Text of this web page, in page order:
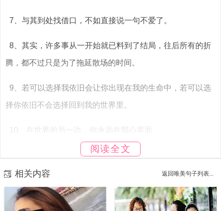
7、与其到处找借口，不如直接说一句不爱了。
8、其实，许多事从一开始就已料到了结局，往后所有的折
腾，都不过只是为了拖延散场的时间。
9、若可以选择我依旧会让你出现在我的生命中，若可以选
择你依旧不会选择回到我的世界里。
10、在世界的另一边，你永远在我心里面。
11、我一直盼望你来找我，发型凌乱，胡子拉碴，带着满身
的悔意敲我的门。
12、谢谢你来过我身边，很遗憾最后你还是离开。
阅读全文
相关内容 返回唯美句子列表...